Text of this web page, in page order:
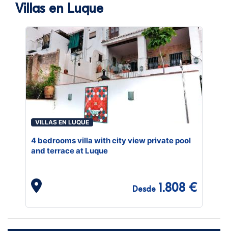
Villas en Luque
VILLAS EN LUQUE
4 bedrooms villa with city view private pool
and terrace at Luque
Desde 1.808 €